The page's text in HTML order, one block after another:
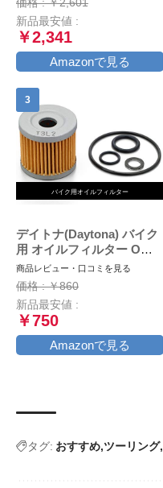
021 345
新品最安値 :
￥2,341
Amazonで見る
バイク用オイルフィルター
デイトナ(Daytona) バイク
用 オイルフィルター Oリ
ング ドレンワッシャー ア
ドレスV125/G/S 等 オイル
交換パーフェクトセット
18058 通しNo:S-36
商品レビュー・口コミを見る
価格 : ￥860
新品最安値 :
￥750
Amazonで見る
タグ: おすすめ ツーリング